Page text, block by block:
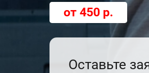
от 450 р.
Оставьте